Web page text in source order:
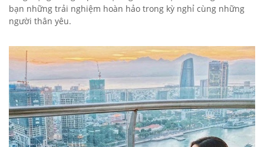
bạn những trải nghiệm hoàn hảo trong kỳ nghỉ cùng những
người thân yêu.